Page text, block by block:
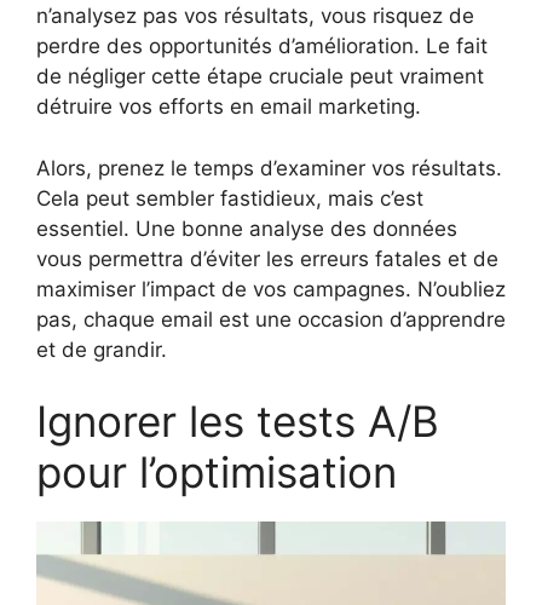
n’analysez pas vos résultats, vous risquez de
perdre des opportunités d’amélioration. Le fait
de négliger cette étape cruciale peut vraiment
détruire vos efforts en email marketing.
Alors, prenez le temps d’examiner vos résultats.
Cela peut sembler fastidieux, mais c’est
essentiel. Une bonne analyse des données
vous permettra d’éviter les erreurs fatales et de
maximiser l’impact de vos campagnes. N’oubliez
pas, chaque email est une occasion d’apprendre
et de grandir.
Ignorer les tests A/B
pour l’optimisation